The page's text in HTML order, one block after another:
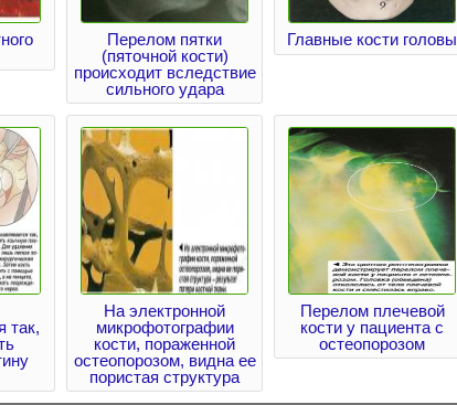
Перелом пятки
(пяточной кости)
происходит вследствие
сильного удара
Главные кости головы
так,
На электронной
микрофотографии
кости, пораженной
остеопорозом, видна ее
пористая структура
Перелом плечевой
кости у пациента с
остеопорозом